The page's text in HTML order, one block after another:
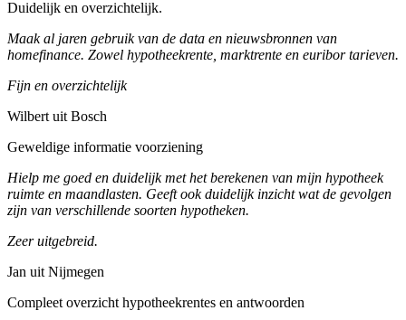
Duidelijk en overzichtelijk.
Maak al jaren gebruik van de data en nieuwsbronnen van
homefinance. Zowel hypotheekrente, marktrente en euribor tarieven.
Fijn en overzichtelijk
Wilbert uit Bosch
Geweldige informatie voorziening
Hielp me goed en duidelijk met het berekenen van mijn hypotheek
ruimte en maandlasten. Geeft ook duidelijk inzicht wat de gevolgen
zijn van verschillende soorten hypotheken.
Zeer uitgebreid.
Jan uit Nijmegen
Compleet overzicht hypotheekrentes en antwoorden